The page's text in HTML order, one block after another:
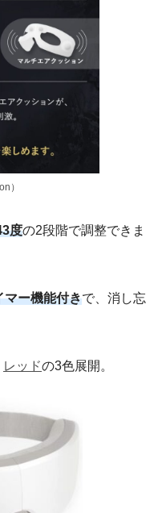
）
度の2段階で調整できま
マー機能付きで、消し忘
レッドの3色展開。